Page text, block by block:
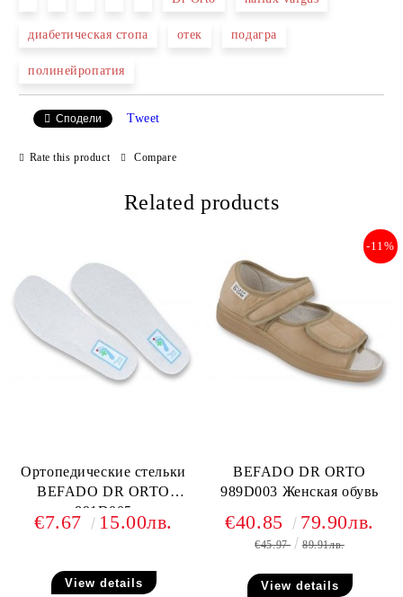
диабетическая стопа отек подагра
полинейропатия
Сподели Tweet
Rate this product Compare
Related products
Ортопедические стельки
BEFADO DR ORTO
891D005
€7.67 15.00лв.
View details
BEFADO DR ORTO
989D003 Женская обувь
-11%
€40.85 79.90лв.
€45.97 89.91лв.
View details